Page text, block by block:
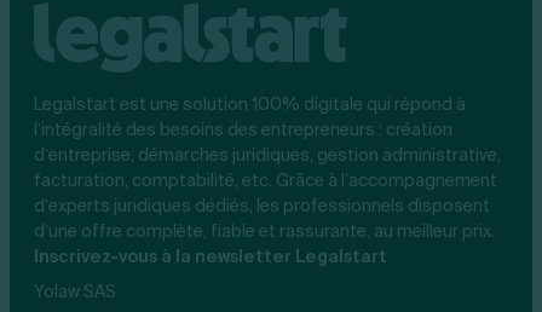
Legalstart est une solution 100% digitale qui répond à
l’intégralité des besoins des entrepreneurs : création
d’entreprise, démarches juridiques, gestion administrative,
facturation, comptabilité, etc. Grâce à l’accompagnement
d’experts juridiques dédiés, les professionnels disposent
d’une offre complète, fiable et rassurante, au meilleur prix.
Inscrivez-vous à la newsletter Legalstart
Yolaw SAS